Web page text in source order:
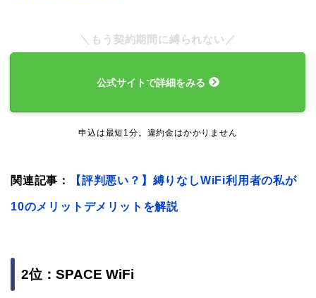
＼もう契約期間に縛られない／
公式サイトで詳細をみる
申込は最短1分。違約金はかかりません
関連記事： 【評判悪い？】縛りなしWiFi利用者の私が
10のメリットデメリットを解説
2位：SPACE WiFi